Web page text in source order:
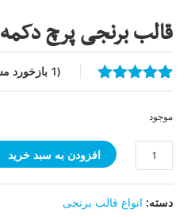
قالب برنجی پرچ دکمه
امتیازدهی
در
1
مشتری
(
1 بازخورد
موجود
قالب
برنجی
پرچ
دکمه
افزودن به سبد خرید
دسته: انواع قالب برنجی